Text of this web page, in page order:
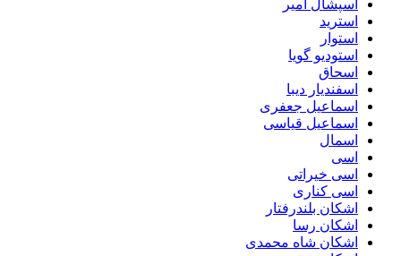
اسپشال امیر
استرید
استوار
استودیو گویا
اسحاق
اسفندیار دیبا
اسماعیل جعفری
اسماعیل قیاسی
اسمال
اسی
اسی خیراتی
اسی کناری
اشکان بلندرفتار
اشکان رسا
اشکان شاه محمدی